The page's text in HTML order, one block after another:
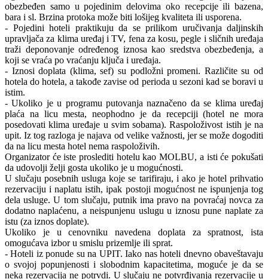
obezbeđen samo u pojedinim delovima oko recepcije ili bazena,
bara i sl. Brzina protoka može biti lošijeg kvaliteta ili usporena.
- Pojedini hoteli praktikuju da se prilikom uručivanja daljinskih
upravljača za klima uređaj i TV, fena za kosu, pegle i sličnih uređaja
traži deponovanje određenog iznosa kao sredstva obezbeđenja, a
koji se vraća po vraćanju ključa i uređaja.
- Iznosi doplata (klima, sef) su podložni promeni. Različite su od
hotela do hotela, a takođe zavise od perioda u sezoni kad se boravi u
istim.
- Ukoliko je u programu putovanja naznačeno da se klima uređaj
plaća na licu mesta, neophodno je da recepciji (hotel ne mora
posedovati klima uređaje u svim sobama). Raspoloživost istih je na
upit. Iz tog razloga je najava od velike važnosti, jer se može dogoditi
da na licu mesta hotel nema raspoloživih.
Organizator će iste proslediti hotelu kao MOLBU, a isti će pokušati
da udovolji želji gosta ukoliko je u mogućnosti.
U slučaju posebnih usluga koje se tarifiraju, i ako je hotel prihvatio
rezervaciju i naplatu istih, ipak postoji mogućnost ne ispunjenja tog
dela usluge. U tom slučaju, putnik ima pravo na povraćaj novca za
dodatno naplaćenu, a neispunjenu uslugu u iznosu pune naplate za
istu (za iznos doplate).
Ukoliko je u cenovniku navedena doplata za spratnost, ista
omogućava izbor u smislu prizemlje ili sprat.
- Hoteli iz ponude su na UPIT. Iako nas hoteli dnevno obaveštavaju
o svojoj popunjenosti i slobodnim kapacitetima, moguće je da se
neka rezervacija ne potrvdi. U slučaju ne potvrđivanja rezervacije u